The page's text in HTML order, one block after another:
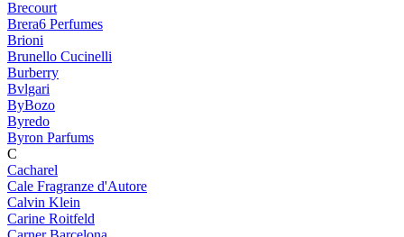
Brecourt
Brera6 Perfumes
Brioni
Brunello Cucinelli
Burberry
Bvlgari
ByBozo
Byredo
Byron Parfums
C
Cacharel
Cale Fragranze d'Autore
Calvin Klein
Carine Roitfeld